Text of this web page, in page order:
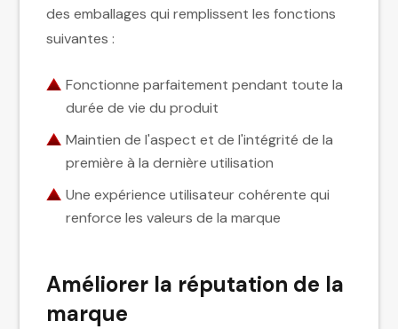
des emballages qui remplissent les fonctions
suivantes :
Fonctionne parfaitement pendant toute la
durée de vie du produit
Maintien de l'aspect et de l'intégrité de la
première à la dernière utilisation
Une expérience utilisateur cohérente qui
renforce les valeurs de la marque
Améliorer la réputation de la
marque